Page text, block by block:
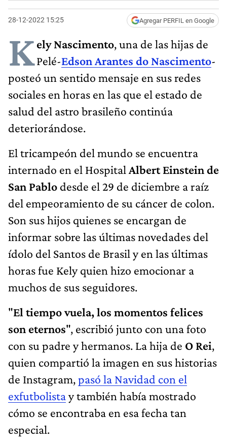
28-12-2022 15:25 Agregar PERFIL en Google
Kely Nascimento, una de las hijas de
Pelé-Edson Arantes do Nascimento-
posteó un sentido mensaje en sus redes
sociales en horas en las que el estado de
salud del astro brasileño continúa
deteriorándose.
El tricampeón del mundo se encuentra
internado en el Hospital Albert Einstein de
San Pablo desde el 29 de diciembre a raíz
del empeoramiento de su cáncer de colon.
Son sus hijos quienes se encargan de
informar sobre las últimas novedades del
ídolo del Santos de Brasil y en las últimas
horas fue Kely quien hizo emocionar a
muchos de sus seguidores.
"El tiempo vuela, los momentos felices
son eternos", escribió junto con una foto
con su padre y hermanos. La hija de O Rei,
quien compartió la imagen en sus historias
de Instagram,pasó la Navidad con el
exfutbolistay también había mostrado
cómo se encontraba en esa fecha tan
especial.